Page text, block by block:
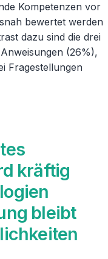
Kompetenzen vor
bewertet werden
dazu sind die drei
(26%),
Fragestellungen
kräftig
bleibt